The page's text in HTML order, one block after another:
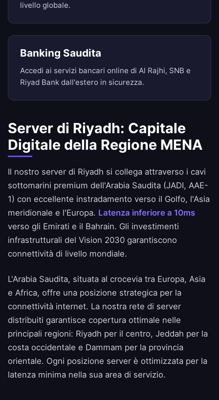
livello globale.
Banking Saudita
Accedi ai servizi bancari online di Al Rajhi, SNB e
Riyad Bank dall'estero in sicurezza.
Server di Riyadh: Capitale
Digitale della Regione MENA
Il nostro server di Riyadh si collega attraverso i cavi
sottomarini premium dell'Arabia Saudita (JADI, AAE-
1) con eccellente instradamento verso il Golfo, l'Asia
meridionale e l'Europa. Latenza inferiore a 10ms
verso gli Emirati e il Bahrain. Gli investimenti
infrastrutturali del Vision 2030 garantiscono
connettività di livello mondiale.
L'Arabia Saudita, situata al crocevia tra Europa, Asia
e Africa, offre una posizione strategica per la
connettività internet. La nostra rete di server
distribuiti garantisce copertura ottimale nelle
principali regioni: Riyadh per il centro, Jeddah per la
costa occidentale e Dammam per la provincia
orientale. Ogni posizione server è ottimizzata per la
latenza minima nella sua area di servizio.